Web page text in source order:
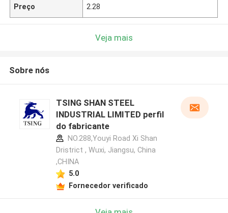
Preço 2.28
Veja mais
Sobre nós
TSING SHAN STEEL
INDUSTRIAL LIMITED perfil
do fabricante
NO.288,Youyi Road Xi Shan
Dristrict , Wuxi, Jiangsu, China
,CHINA
5.0
Fornecedor verificado